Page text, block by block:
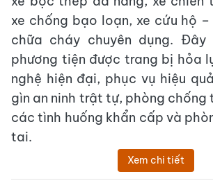
xe chống bạo loạn, xe cứu hộ –
chữa cháy chuyên dụng. Đây
phương tiện được trang bị hỏa
nghệ hiện đại, phục vụ hiệu
gìn an ninh trật tự, phòng chống
các tình huống khẩn cấp và
tai.
Xem chi tiết